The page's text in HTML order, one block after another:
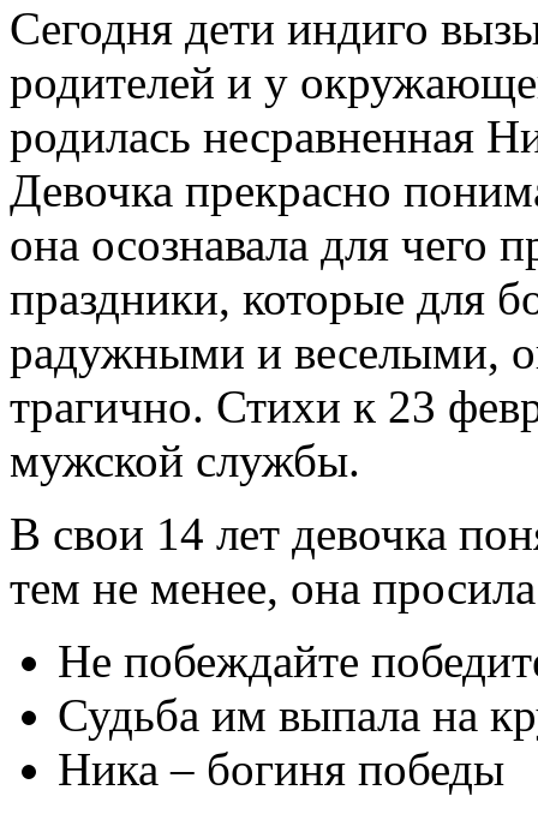
Сегодня дети индиго
родителей и у
родилась несравненная
Девочка прекрасно
она осознавала для чего
праздники, которые для
радужными и веселыми,
трагично. Стихи к 23
мужской службы.
В свои 14 лет девочка
тем не менее, она
Не побеждайте
Судьба им выпала на
Ника – богиня победы